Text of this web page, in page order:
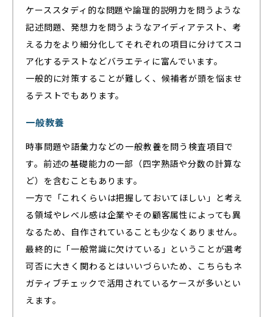
ケーススタディ的な問題や論理的説明力を問うような
記述問題、発想力を問うようなアイディアテスト、考
える力をより細分化してそれぞれの項目に分けてスコ
ア化するテストなどバラエティに富んでいます。
一般的に対策することが難しく、候補者が頭を悩ませ
るテストでもあります。
一般教養
時事問題や語彙力などの一般教養を問う検査項目で
す。前述の基礎能力の一部（四字熟語や分数の計算な
ど）を含むこともあります。
一方で「これくらいは把握しておいてほしい」と考え
る領域やレベル感は企業やその顧客属性によっても異
なるため、自作されていることも少なくありません。
最終的に「一般常識に欠けている」ということが選考
可否に大きく関わるとはいいづらいため、こちらもネ
ガティブチェックで活用されているケースが多いとい
えます。